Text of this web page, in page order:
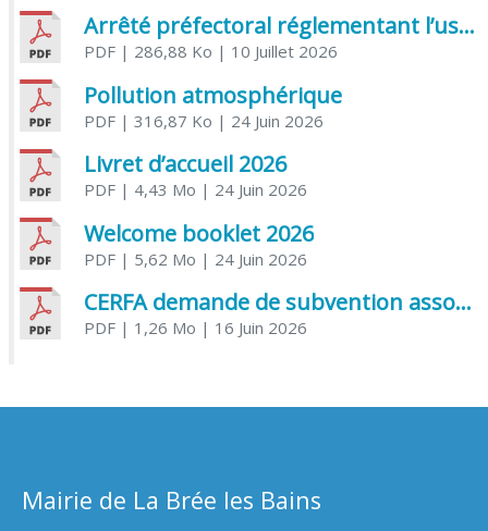
Arrêté préfectoral réglementant l’usage de l’eau
PDF| 286,88 Ko | 10 Juillet 2026
Pollution atmosphérique
PDF| 316,87 Ko | 24 Juin 2026
Livret d’accueil 2026
PDF| 4,43 Mo | 24 Juin 2026
Welcome booklet 2026
PDF| 5,62 Mo | 24 Juin 2026
CERFA demande de subvention association
PDF| 1,26 Mo | 16 Juin 2026
Mairie de La Brée les Bains